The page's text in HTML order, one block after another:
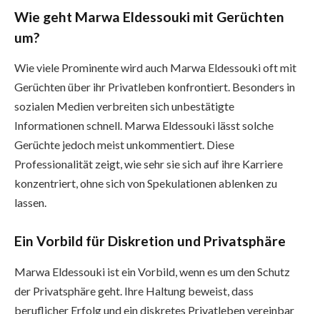
Wie geht Marwa Eldessouki mit Gerüchten
um?
Wie viele Prominente wird auch Marwa Eldessouki oft mit
Gerüchten über ihr Privatleben konfrontiert. Besonders in
sozialen Medien verbreiten sich unbestätigte
Informationen schnell. Marwa Eldessouki lässt solche
Gerüchte jedoch meist unkommentiert. Diese
Professionalität zeigt, wie sehr sie sich auf ihre Karriere
konzentriert, ohne sich von Spekulationen ablenken zu
lassen.
Ein Vorbild für Diskretion und Privatsphäre
Marwa Eldessouki ist ein Vorbild, wenn es um den Schutz
der Privatsphäre geht. Ihre Haltung beweist, dass
beruflicher Erfolg und ein diskretes Privatleben vereinbar